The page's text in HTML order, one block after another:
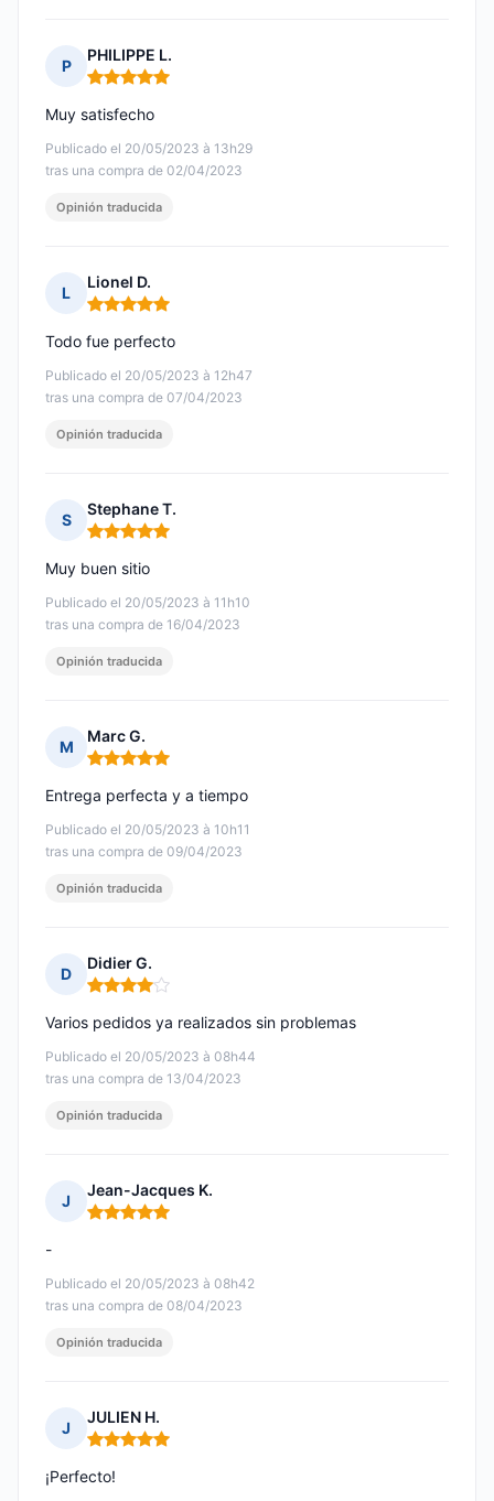
P
PHILIPPE L.
Nota: 5 de 5
Publicado el 20/05/2023 à 13h29
tras una compra de 02/04/2023
Muy satisfecho
Opinión traducida
L
Lionel D.
Nota: 5 de 5
Publicado el 20/05/2023 à 12h47
tras una compra de 07/04/2023
Todo fue perfecto
Opinión traducida
S
Stephane T.
Nota: 5 de 5
Publicado el 20/05/2023 à 11h10
tras una compra de 16/04/2023
Muy buen sitio
Opinión traducida
M
Marc G.
Nota: 5 de 5
Publicado el 20/05/2023 à 10h11
tras una compra de 09/04/2023
Entrega perfecta y a tiempo
Opinión traducida
D
Didier G.
Nota: 4 de 5
Publicado el 20/05/2023 à 08h44
tras una compra de 13/04/2023
Varios pedidos ya realizados sin problemas
Opinión traducida
J
Jean-Jacques K.
Nota: 5 de 5
Publicado el 20/05/2023 à 08h42
tras una compra de 08/04/2023
-
Opinión traducida
J
JULIEN H.
Nota: 5 de 5
¡Perfecto!